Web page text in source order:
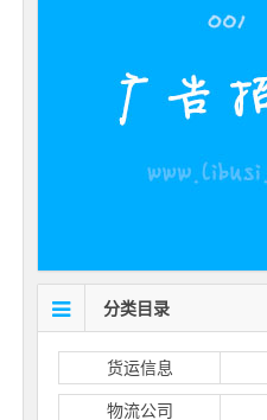
分类目录
货运信息
物流公司